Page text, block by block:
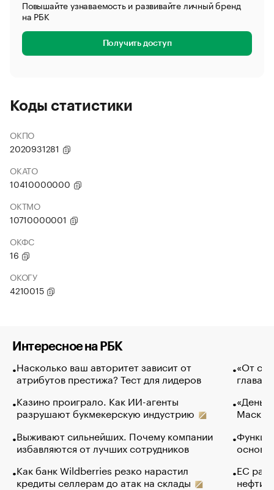
Повышайте узнаваемость и развивайте личный бренд
на РБК
Получить доступ
Коды статистики
ОКПО
2020931281
ОКАТО
10410000000
ОКТМО
10710000001
ОКФС
16
ОКОГУ
4210015
Интересное на РБК
Насколько ваш авторитет зависит от
атрибутов престижа? Тест для лидеров
Казино проиграло. Как ИИ-агенты
разрушают букмекерскую индустрию
Выживают сильнейших. Почему компании
избавляются от лучших сотрудников
Как банк Wildberries резко нарастил
кредиты селлерам до атак на склады
«От
глава
Маск в
основ
ЕС
нефти